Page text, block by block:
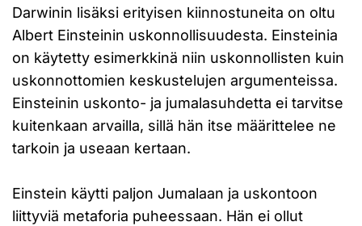
Darwinin lisäksi erityisen kiinnostuneita on oltu
Albert Einsteinin uskonnollisuudesta. Einsteinia
on käytetty esimerkkinä niin uskonnollisten kuin
uskonnottomien keskustelujen argumenteissa.
Einsteinin uskonto- ja jumalasuhdetta ei tarvitse
kuitenkaan arvailla, sillä hän itse määrittelee ne
tarkoin ja useaan kertaan.
Einstein käytti paljon Jumalaan ja uskontoon
liittyviä metaforia puheessaan. Hän ei ollut